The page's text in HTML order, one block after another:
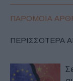
ΠΑΡΟΜΟΙΑ
ΠΕΡΙΣΣΟΤΕΡΑ